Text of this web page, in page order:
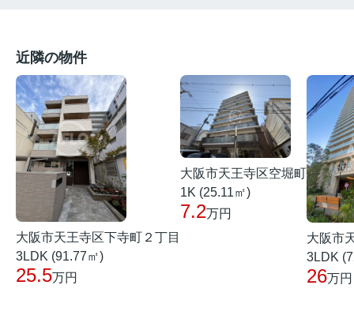
近隣の物件
大阪市天王寺区下寺町２丁目
3LDK (91.77㎡)
25.5万円
大阪市天王寺区空堀町
1K (25.11㎡)
7.2万円
大阪市
3LDK
26万円